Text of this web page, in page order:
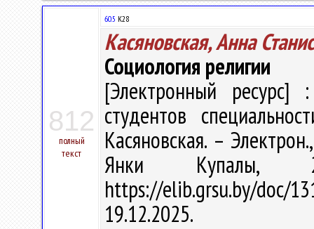
812
полный
текст
60.5 К28
Касяновская, Анна
Социология религии
[Электронный ресурс]
студентов
Касяновская. –
Янки Купалы,
https://elib.grsu.by/doc/
19.12.2025.